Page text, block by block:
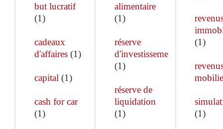
but lucratif
(1)
cadeaux
d'affaires (1)
capital (1)
cash for car
(1)
alimentaire
(1)
réserve
d'investissement
(1)
réserve de
liquidation
(1)
(1)
(1)